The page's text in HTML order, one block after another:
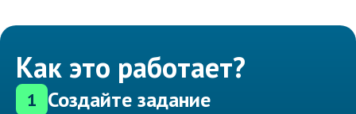
Как это работает?
1 Создайте задание